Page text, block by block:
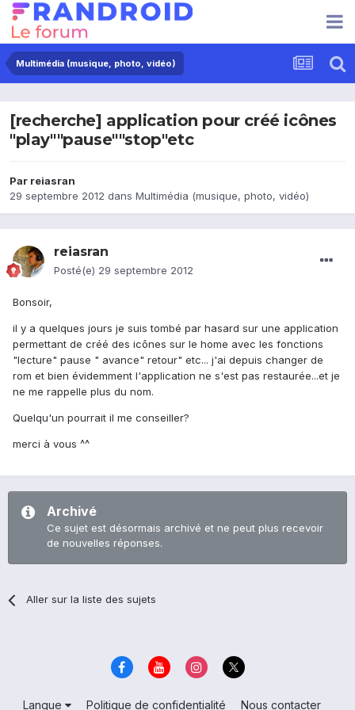
Multimédia (musique, photo, vidéo)
[recherche] application pour créé icônes
"play""pause""stop"etc
Par reiasran
29 septembre 2012 dans Multimédia (musique, photo, vidéo)
reiasran
Posté(e) 29 septembre 2012
Bonsoir,
il y a quelques jours je suis tombé par hasard sur une application
permettant de créé des icônes sur le home avec les fonctions
"lecture" pause " avance" retour" etc... j'ai depuis changer de
rom et bien évidemment l'application ne s'est pas restaurée...et je
ne me rappelle plus du nom.
Quelqu'un pourrait il me conseiller?
merci à vous ^^
Archivé
Ce sujet est désormais archivé et ne peut plus recevoir
de nouvelles réponses.
Aller sur la liste des sujets
Langue Politique de confidentialité Nous contacter